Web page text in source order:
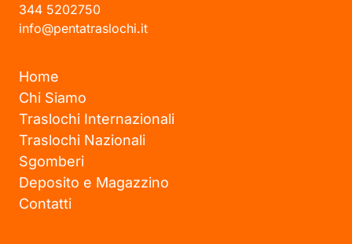
344 5202750
info@pentatraslochi.it
Home
Chi Siamo
Traslochi Internazionali
Traslochi Nazionali
Sgomberi
Deposito e Magazzino
Contatti